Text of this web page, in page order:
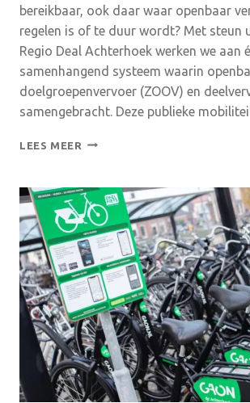
bereikbaar, ook daar waar openbaar
regelen is of te duur wordt? Met steun
Regio Deal Achterhoek werken we aan
samenhangend systeem waarin
doelgroepenvervoer (ZOOV) en
samengebracht. Deze publieke
LEES MEER VIDEO:
SAMEN
WERKEN
AAN
BETERE
BEREIKBAARHEID